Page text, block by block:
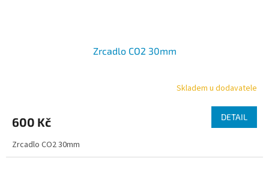
Zrcadlo CO2 30mm
Skladem u dodavatele
600 Kč DETAIL
Zrcadlo CO2 30mm